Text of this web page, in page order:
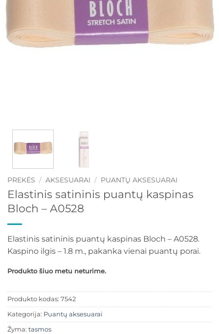
PREKĖS / AKSESUARAI / PUANTŲ AKSESUARAI
Elastinis satininis puantų kaspinas
Bloch – A0528
Elastinis satininis puantų kaspinas Bloch – A0528.
Kaspino ilgis – 1.8 m., pakanka vienai puantų porai.
Produkto šiuo metu neturime.
Produkto kodas: 7542
Kategorija: Puantų aksesuarai
Žyma: tasmos